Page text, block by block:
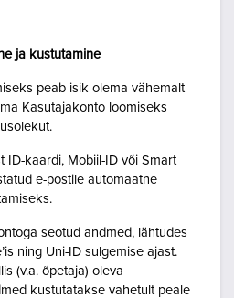
ja kustutamine
peab isik olema vähemalt
Kasutajakonto loomiseks
ID-kaardi, Mobiil-ID või Smart
e-postile automaatne
seotud andmed, lähtudes
ning Uni-ID sulgemise ajast.
(v.a. õpetaja) oleva
kustutatakse vahetult peale